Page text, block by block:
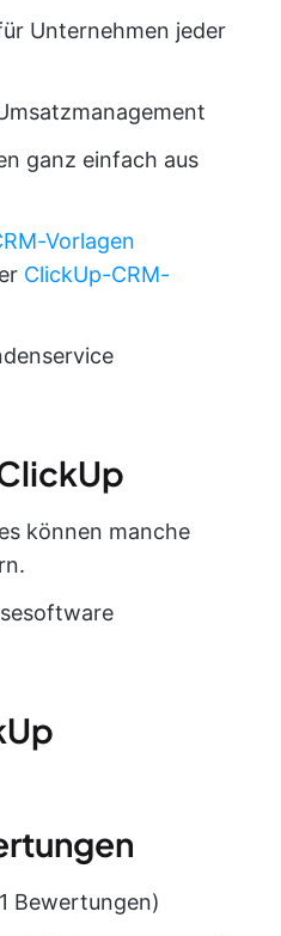
Unternehmen jeder
ganz einfach aus
Vorlagen
ClickUp-CRM-
können manche
Bewertungen)